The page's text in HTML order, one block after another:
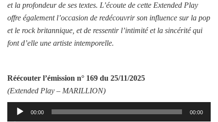
et la profondeur de ses textes. L’écoute de cette Extended Play
offre également l’occasion de redécouvrir son influence sur la pop
et le rock britannique, et de ressentir l’intimité et la sincérité qui
font d’elle une artiste intemporelle.
Réécouter l’émission n° 169 du 25/11/2025
(Extended Play – MARILLION)
Lecteur
audio
00:00 00:00